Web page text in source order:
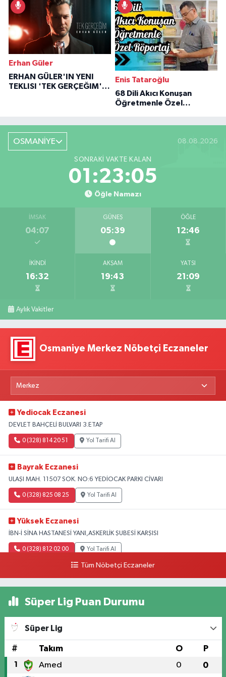
Erhan Güler
ERHAN GÜLER'IN YENI
TEKLISI 'TEK GERÇEĞIM'LE
Enis Tataroğlu
68 Dili Akıcı Konuşan
Öğretmenle Özel
OSMANİYE 08.08.2026
SONRAKI VAKTE KALAN
01:23:04
Öğle Namazı
İMSAK
04:07
GÜNEŞ
05:39
ÖĞLE
12:46
İKINDI
16:32
AKŞAM
19:43
YATSI
21:09
Aylık Vakitler
Osmaniye Merkez Nöbetçi Eczaneler
Yediocak Eczanesi
DEVLET BAHÇELİ BULVARI 3.ETAP
0 (328) 814 20 51 Yol Tarifi Al
Bayrak Eczanesi
ULAŞI MAH. 11507 SOK. NO:6 YEDİOCAK PARKI CİVARI
0 (328) 825 08 25 Yol Tarifi Al
Yüksek Eczanesi
İBN-İ SİNA HASTANESİ YANI,ASKERLİK ŞUBESİ KARŞISI
0 (328) 812 02 00 Yol Tarifi Al
Tüm Nöbetçi Eczaneler
Süper Lig Puan Durumu
Süper Lig
# Takım O P
1 Amed 0 0